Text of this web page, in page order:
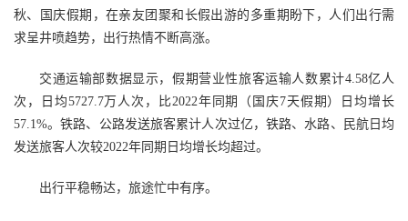
秋、国庆假期，在亲友团聚和长假出游的多重期盼下，人们出行需
求呈井喷趋势，出行热情不断高涨。
交通运输部数据显示，假期营业性旅客运输人数累计4.58亿人
次，日均5727.7万人次，比2022年同期（国庆7天假期）日均增长
57.1%。铁路、公路发送旅客累计人次过亿，铁路、水路、民航日均
发送旅客人次较2022年同期日均增长均超过。
出行平稳畅达，旅途忙中有序。